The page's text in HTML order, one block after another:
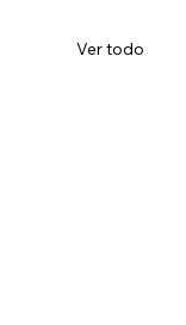
Ver todo